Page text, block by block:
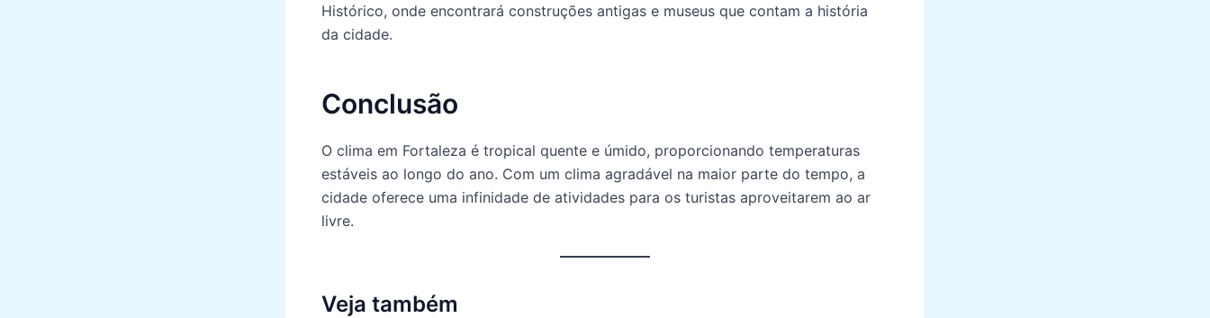
Histórico, onde encontrará construções antigas e museus que contam a história
da cidade.
Conclusão
O clima em Fortaleza é tropical quente e úmido, proporcionando temperaturas
estáveis ao longo do ano. Com um clima agradável na maior parte do tempo, a
cidade oferece uma infinidade de atividades para os turistas aproveitarem ao ar
livre.
Veja também